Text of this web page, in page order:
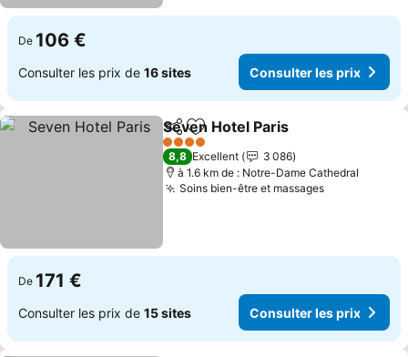
De 106 €
Consulter les prix de 16 sites Consulter les prix
PartagerAjouter à mes favoris
Seven Hotel Paris
4 Étoiles
8,8 Excellent
3 086
à 1.6 km de : Notre-Dame Cathedral
Soins bien-être et massages
De 171 €
Consulter les prix de 15 sites Consulter les prix